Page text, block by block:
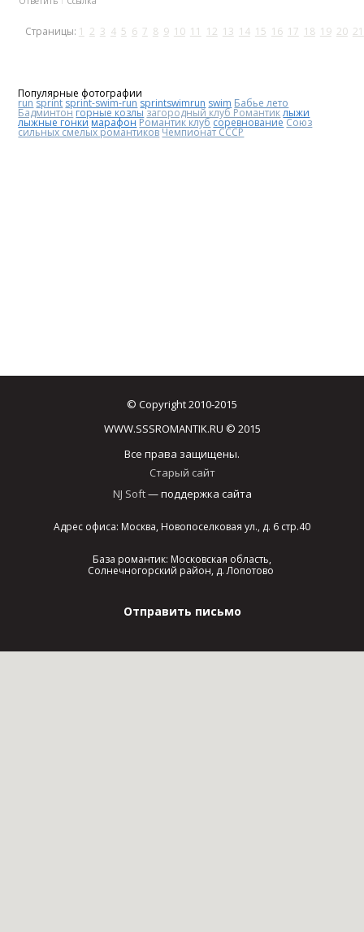
Страницы: 1 2 3 4 5 6 7 8 9 10 11 12 13 14 15 16 17 18 19 20 21
Популярные фотографии
run sprint sprint-swim-run sprintswimrun swim Бабье лето
Бадминтонгорные козлы загородный клуб Романтиклыжи
лыжные гонки марафонРомантик клубсоревнованиеСоюз
сильных смелых романтиковЧемпионат СССР
© Copyright 2010-2015
WWW.SSSROMANTIK.RU © 2015
Все права защищены.
Старый сайт
NJ Soft— поддержка сайта
Адрес офиса: Москва, Новопоселковая ул., д. 6 стр.40
База романтик: Московская область,
Солнечногорский район, д. Лопотово
Отправить письмо